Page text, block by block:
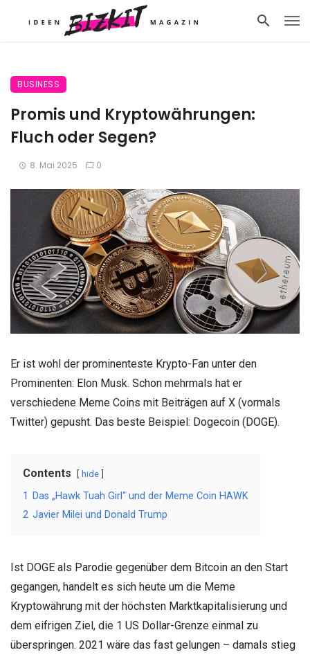
BUSINESS
Promis und Kryptowährungen:
Fluch oder Segen?
8. Mai 2025 0
Er ist wohl der prominenteste Krypto-Fan unter den
Prominenten: Elon Musk. Schon mehrmals hat er
verschiedene Meme Coins mit Beiträgen auf X (vormals
Twitter) gepusht. Das beste Beispiel: Dogecoin (DOGE).
Contents hide
1
Das „Hawk Tuah Girl“ und der Meme Coin HAWK
2 Javier Milei und Donald Trump
Ist DOGE als Parodie gegenüber dem Bitcoin an den Start
gegangen, handelt es sich heute um die Meme
Kryptowährung mit der höchsten Marktkapitalisierung und
dem eifrigen Ziel, die 1 US Dollar-Grenze einmal zu
überspringen. 2021 wäre das fast gelungen – damals stieg